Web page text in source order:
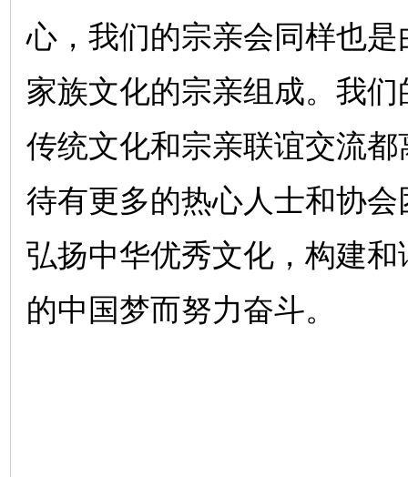
心，我们的宗亲会同样也
家族文化的宗亲组成。我
传统文化和宗亲联谊交流
待有更多的热心人士和协
弘扬中华优秀文化，构建
的中国梦而努力奋斗。